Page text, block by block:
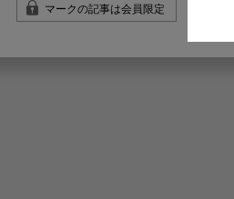
マークの記事は会員限定